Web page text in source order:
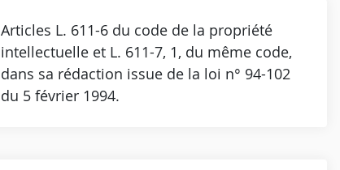
Articles L. 611-6 du code de la propriété
intellectuelle et L. 611-7, 1, du même code,
dans sa rédaction issue de la loi n° 94-102
du 5 février 1994.